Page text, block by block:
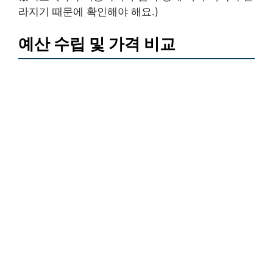
라지기 때문에 확인해야 해요.)
예산 수립 및 가격 비교